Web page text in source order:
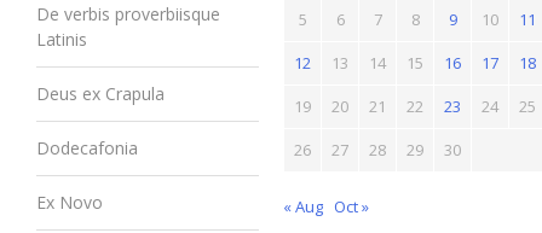
De verbis proverbiisque
Latinis
Deus ex Crapula
Dodecafonia
Ex Novo
5
6 7 8 9 10
11
12
13 14 15 16 17
18
19
20 21 22 23 24
25
26
27 28 29 30
« Aug Oct »